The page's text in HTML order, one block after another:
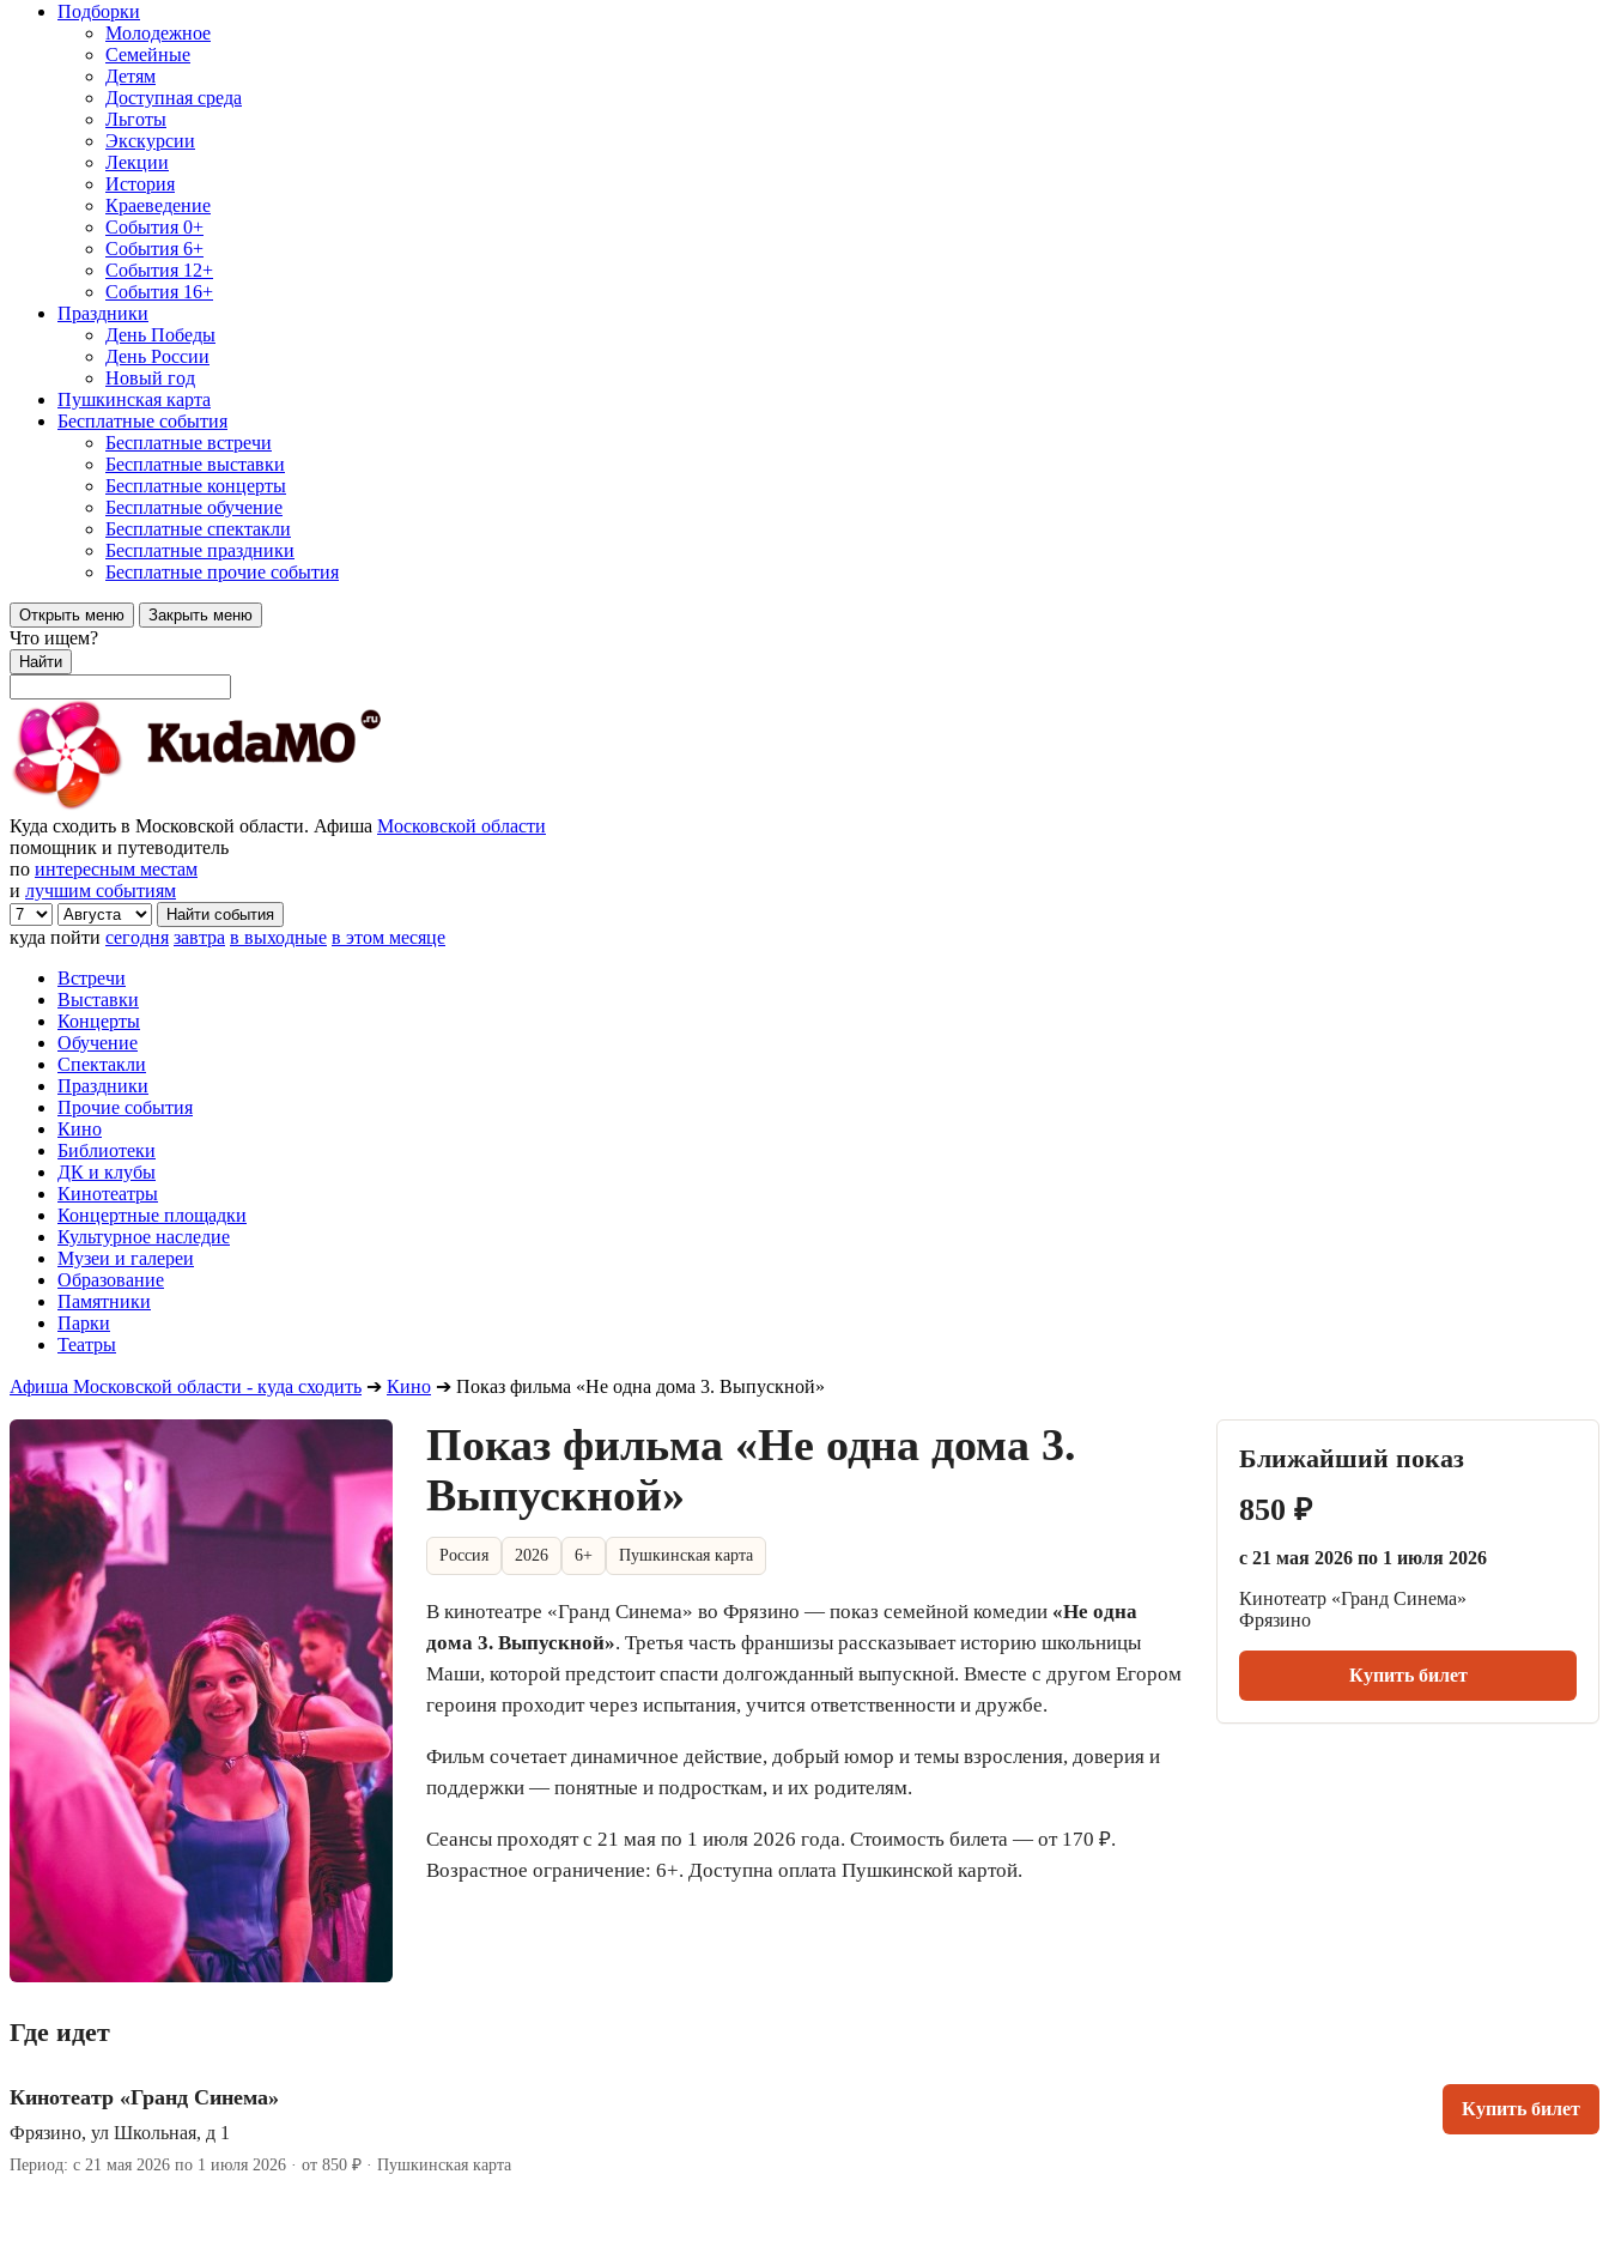
Подборки
Молодежное
Семейные
Детям
Доступная среда
Льготы
Экскурсии
Лекции
История
Краеведение
События 0+
События 6+
События 12+
События 16+
Праздники
День Победы
День России
Новый год
Пушкинская карта
Бесплатные события
Бесплатные встречи
Бесплатные выставки
Бесплатные концерты
Бесплатные обучение
Бесплатные спектакли
Бесплатные праздники
Бесплатные прочие события
Открыть меню Закрыть меню
Что ищем?
Найти
Куда сходить в Московской области. Афиша Московской области
помощник и путеводитель
по интересным местам
и лучшим событиям
куда пойти сегодня завтра в выходные в этом месяце
Встречи
Выставки
Концерты
Обучение
Спектакли
Праздники
Прочие события
Кино
Библиотеки
ДК и клубы
Кинотеатры
Концертные площадки
Культурное наследие
Музеи и галереи
Образование
Памятники
Парки
Театры
Афиша Московской области - куда сходить ➔ Кино ➔ Показ фильма «Не одна дома 3. Выпускной»
Показ фильма «Не одна дома 3.
Выпускной»
Россия 2026 6+ Пушкинская карта
В кинотеатре «Гранд Синема» во Фрязино — показ семейной комедии «Не одна
дома 3. Выпускной». Третья часть франшизы рассказывает историю школьницы
Маши, которой предстоит спасти долгожданный выпускной. Вместе с другом Егором
героиня проходит через испытания, учится ответственности и дружбе.
Фильм сочетает динамичное действие, добрый юмор и темы взросления, доверия и
поддержки — понятные и подросткам, и их родителям.
Сеансы проходят с 21 мая по 1 июля 2026 года. Стоимость билета — от 170 ₽.
Возрастное ограничение: 6+. Доступна оплата Пушкинской картой.
Ближайший показ
850 ₽
с 21 мая 2026 по 1 июля 2026
Кинотеатр «Гранд Синема»
Фрязино
Купить билет
Где идет
Кинотеатр «Гранд Синема»
Фрязино, ул Школьная, д 1
Период: с 21 мая 2026 по 1 июля 2026 · от 850 ₽ · Пушкинская карта
Купить билет